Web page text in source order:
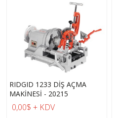
RIDGID 1233 DİŞ AÇMA
MAKİNESİ - 20215
0,00$ + KDV